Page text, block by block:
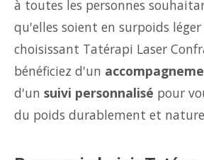
à toutes les personnes
qu'elles soient en surpoids
choisissant Tatérapi Laser
bénéficiez d'un
d'un suivi personnalisé pour
du poids durablement et